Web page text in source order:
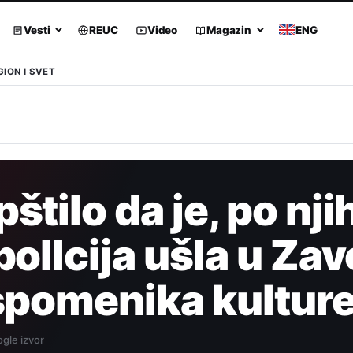
Vesti REUC Video Magazin ENG
I SVET
da je, po
ušla u
izvor